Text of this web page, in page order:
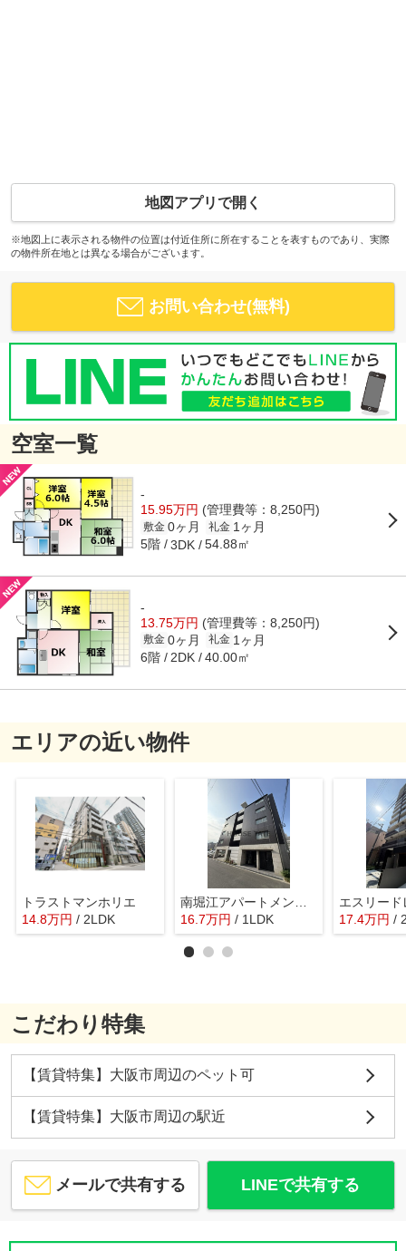
地図アプリで開く
※地図上に表示される物件の位置は付近住所に所在することを表すものであり、実際
の物件所在地とは異なる場合がございます。
お問い合わせ(無料)
空室一覧
-
15.95万円 (管理費等：8,250円)
敷金 0ヶ月 礼金 1ヶ月
5階 3DK 54.88㎡
-
13.75万円 (管理費等：8,250円)
敷金 0ヶ月 礼金 1ヶ月
6階 2DK 40.00㎡
エリアの近い物件
トラストマンホリエ
14.8万円 / 2LDK
16.7万円 / 1LDK 17.4万円 /
こだわり特集
【賃貸特集】大阪市周辺のペット可
【賃貸特集】大阪市周辺の駅近
メールで共有する LINEで共有する